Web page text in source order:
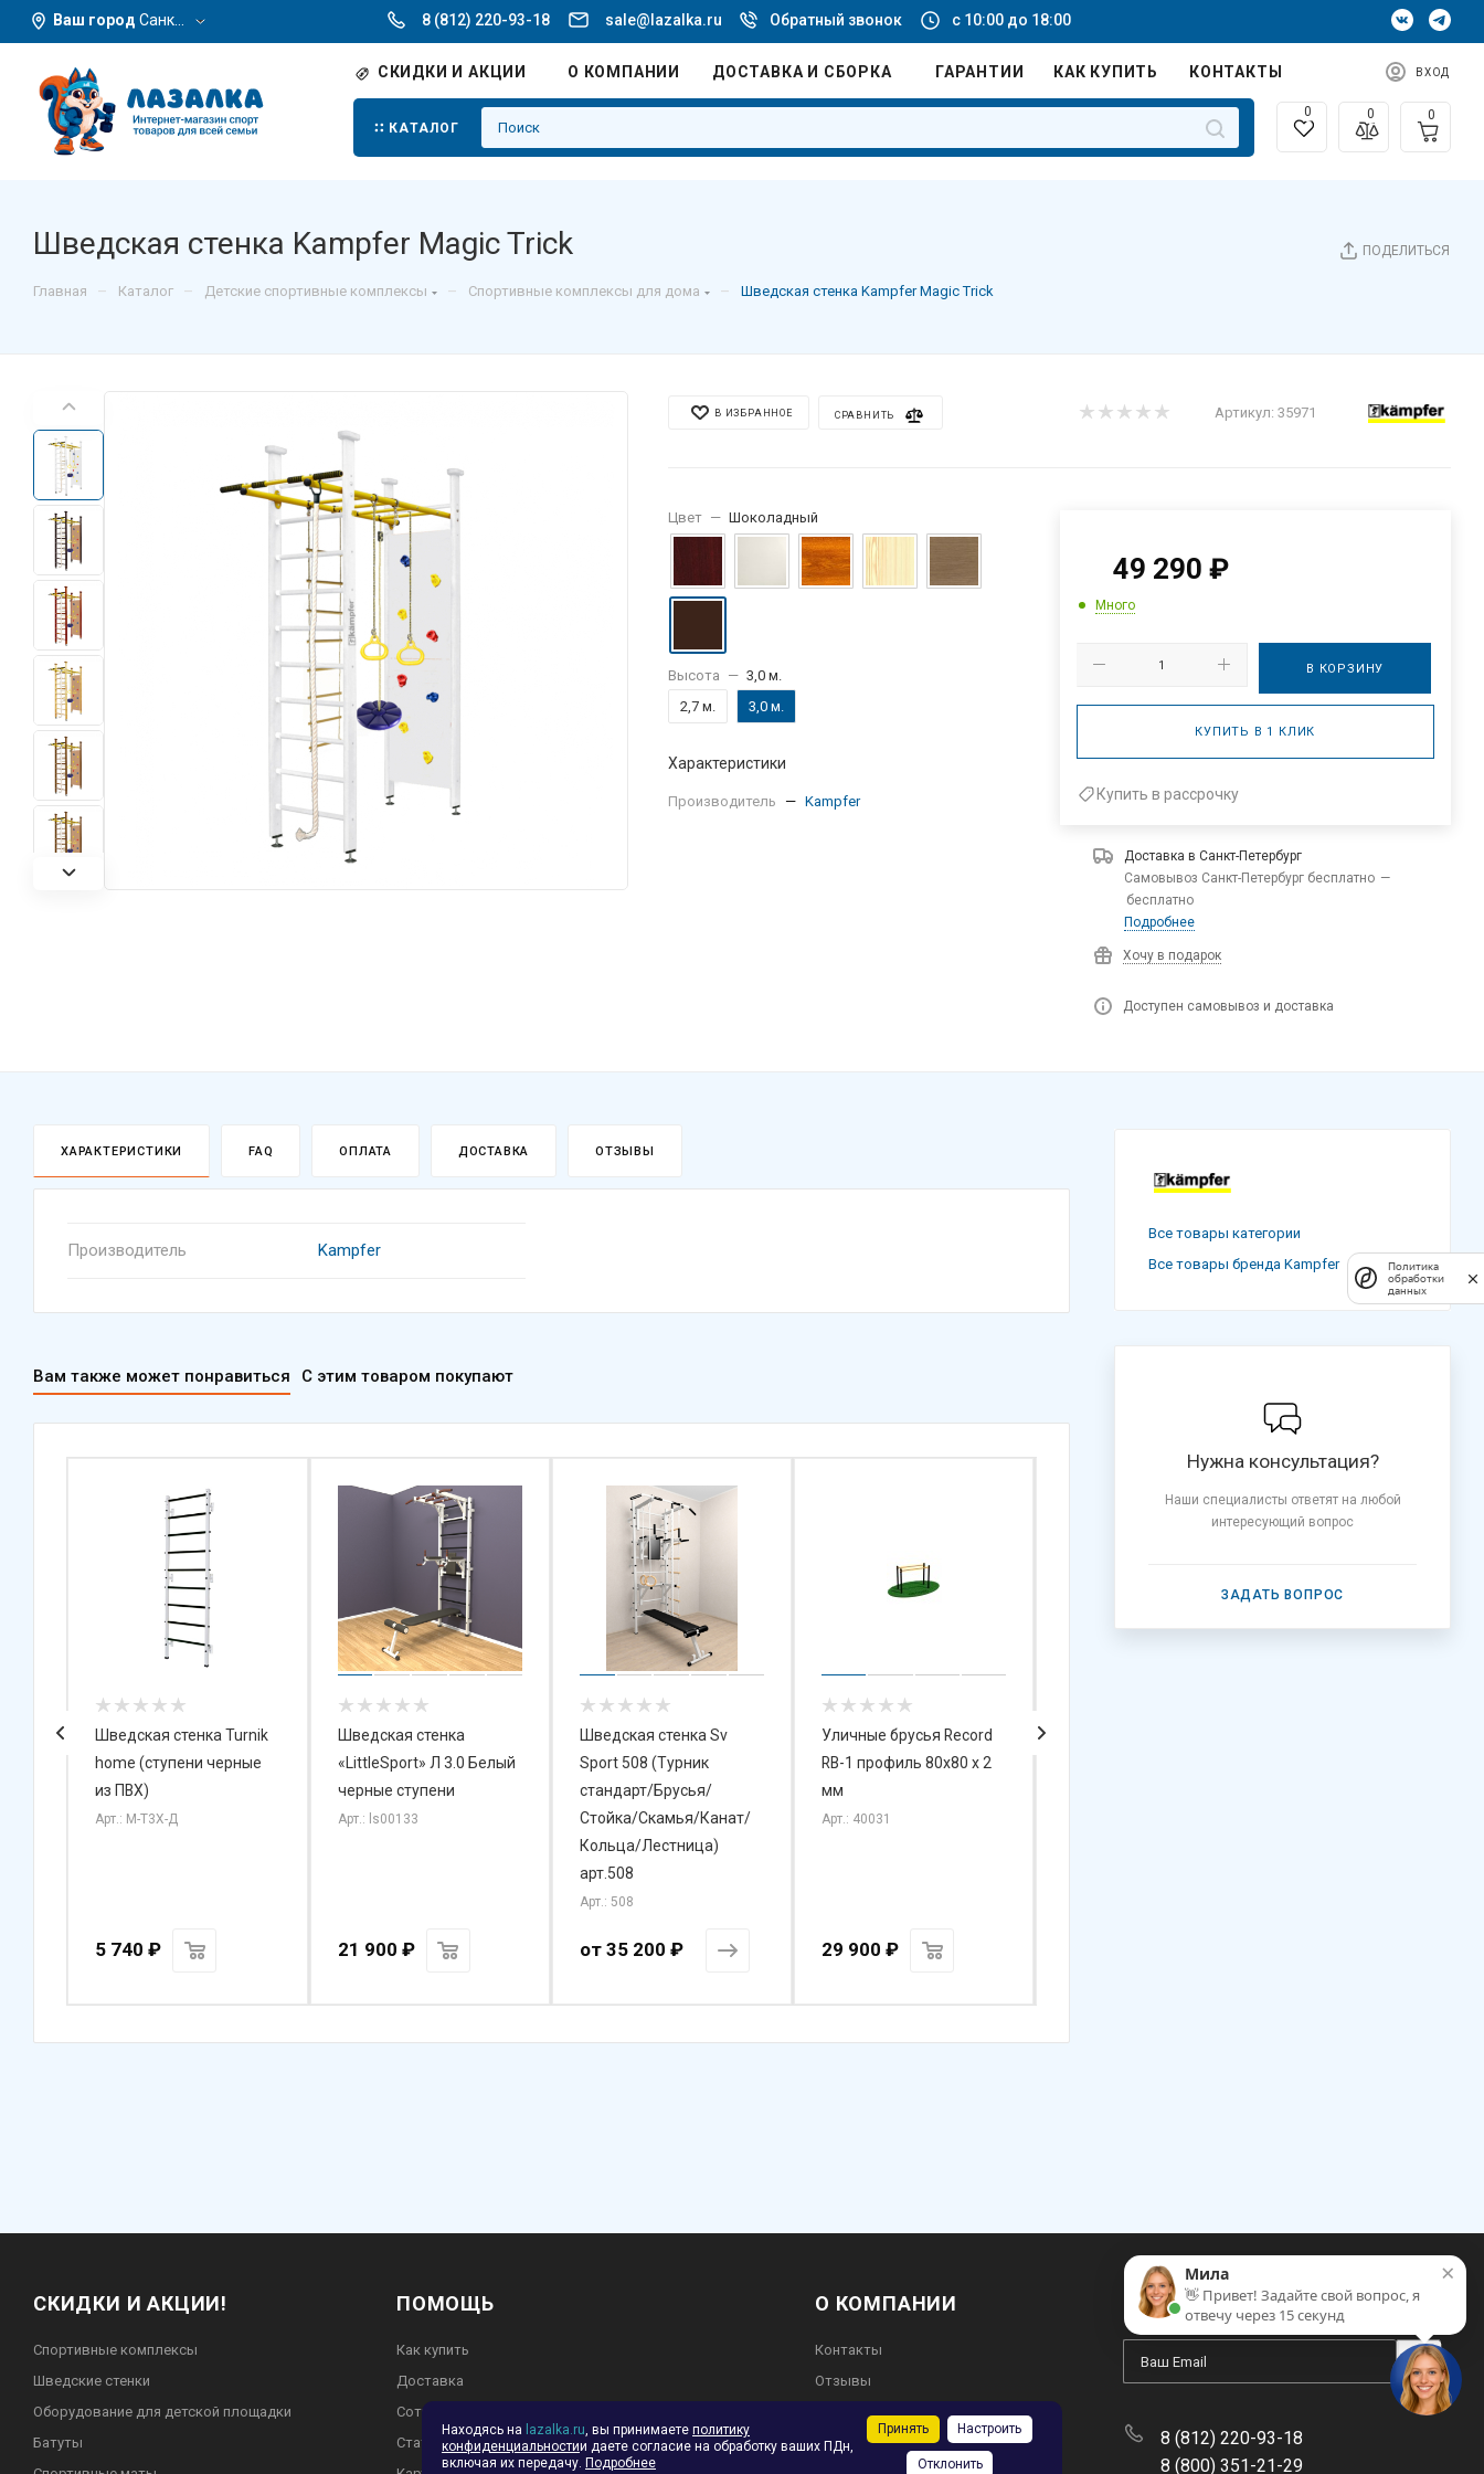
Ваш город Санкт-Петербург 8 (812) 220-93-18 sale@lazalka.ru Обратный звонок с 10:00 до 18:00
СКИДКИ И АКЦИИ О КОМПАНИИ ДОСТАВКА И СБОРКА ГАРАНТИИ КАК КУПИТЬ КОНТАКТЫ ВХОД
КАТАЛОГ
0 0 0
ПОДЕЛИТЬСЯ
Шведская стенка Kampfer Magic Trick
Главная – Каталог – Детские спортивные комплексы – Спортивные комплексы для дома – Шведская стенка Kampfer Magic Trick
В ИЗБРАННОЕ СРАВНИТЬ Артикул: 35971
Цвет — Шоколадный
Высота — 3,0 м.
2,7 м.
3,0 м.
Характеристики
Производитель — Kampfer
49 290 ₽
Много
В КОРЗИНУ
КУПИТЬ В 1 КЛИК
Купить в рассрочку
Доставка в Санкт-Петербург
Самовывоз Санкт-Петербург бесплатно —
бесплатно
Подробнее
Хочу в подарок
Доступен самовывоз и доставка
ХАРАКТЕРИСТИКИ FAQ ОПЛАТА ДОСТАВКА ОТЗЫВЫ
Производитель Kampfer
Вам также может понравиться С этим товаром покупают
Шведская стенка Turnik
home (ступени черные
из ПВХ)
Арт.: М-Т3X-Д
5 740 ₽
Шведская стенка
«LittleSport» Л 3.0 Белый
черные ступени
Арт.: ls00133
21 900 ₽
Шведская стенка Sv
Sport 508 (Турник
стандарт/Брусья/
Стойка/Скамья/Канат/
Кольца/Лестница)
арт.508
Арт.: 508
от 35 200 ₽
Уличные брусья Record
RB-1 профиль 80х80 х 2
мм
Арт.: 40031
29 900 ₽
Все товары категории
Все товары бренда Kampfer
Нужна консультация?
Наши специалисты ответят на любой
интересующий вопрос
ЗАДАТЬ ВОПРОС
СКИДКИ И АКЦИИ!
Спортивные комплексы
Шведские стенки
Оборудование для детской площадки
Батуты
ПОМОЩЬ
Как купить
Доставка
Сотрудничество
Статьи
О КОМПАНИИ
Контакты
Отзывы
ПОДПИСАТЬСЯ НА РАССЫЛКУ
8 (812) 220-93-18
8 (800) 351-21-29
Находясь на lazalka.ru, вы принимаете политику
конфиденциальностии даете согласие на обработку ваших ПДн,
включая их передачу. Подробнее
Принять Настроить
Отклонить
×
Мила
👋 Привет! Задайте свой вопрос, я
отвечу через 15 секунд
Политика
обработки
данных